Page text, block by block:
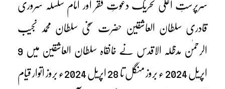
سرپرستِ اعلیٰ تحریک دعوتِ فقر اور امام سلسلہ سروری
قادری سلطان العاشقین حضرت سخی سلطان محمد نجیب
الرحمٰن مدظلہ الاقدس نے خانقاہ سلطان العاشقین میں 9
اپریل 2024 ء بروز منگل تا 28 اپریل 2024ء بروز اتوار قیام